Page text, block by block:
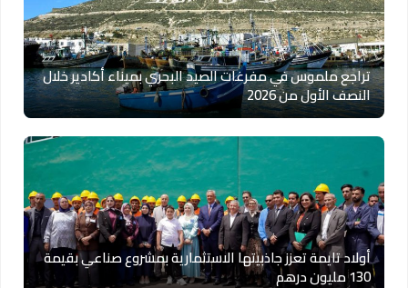
تراجع ملموس في مفرغات الصيد البحري بميناء أكادير خلال
النصف الأول من 2026
أولاد تايمة تعزز جاذبيتها الاستثمارية بمشروع صناعي بقيمة
130 مليون درهم